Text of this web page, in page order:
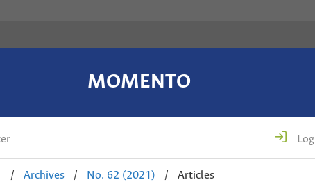
MOMENTO
/ Archives / No. 62 (2021) / Articles